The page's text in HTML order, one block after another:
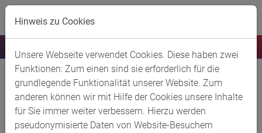
Skip to main content
ICIG plant Investition am Standort
Lülsdorf
13.11.2023
Hinweis zu Cookies
Unsere Webseite verwendet Cookies. Diese haben zwei
Funktionen: Zum einen sind sie erforderlich für die
grundlegende Funktionalität unserer Website. Zum
anderen können wir mit Hilfe der Cookies unsere Inhalte
für Sie immer weiter verbessern. Hierzu werden
pseudonymisierte Daten von Website-Besuchern